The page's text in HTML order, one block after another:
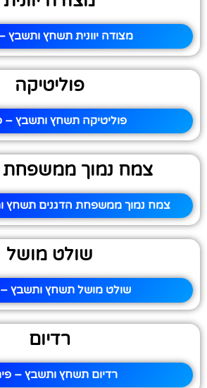
מצודה יוונית תשחץ ותשבץ
פוליטיקה
פוליטיקה תשחץ ותשבץ –
צמח נמוך ממשפחת
צמח נמוך ממשפחת הדגנים תשחץ
שולט מושל
שולט מושל תשחץ ותשבץ –
רדיום
רדיום תשחץ ותשבץ –